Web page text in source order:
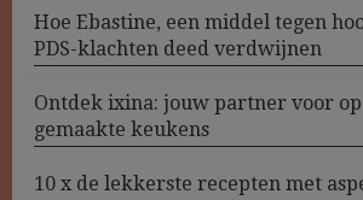
Hoe Ebastine, een middel tegen
PDS-klachten deed verdwijnen
Ontdek ixina: jouw partner voor
gemaakte keukens
10 x de lekkerste recepten met